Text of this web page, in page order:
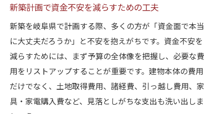
新築計画で資金不安を減らすための工夫
新築を岐阜県で計画する際、多くの方が「資金面で本当
に大丈夫だろうか」と不安を抱えがちです。資金不安を
減らすためには、まず予算の全体像を把握し、必要な費
用をリストアップすることが重要です。建物本体の費用
だけでなく、土地取得費用、諸経費、引っ越し費用、家
具・家電購入費など、見落としがちな支出も洗い出しま